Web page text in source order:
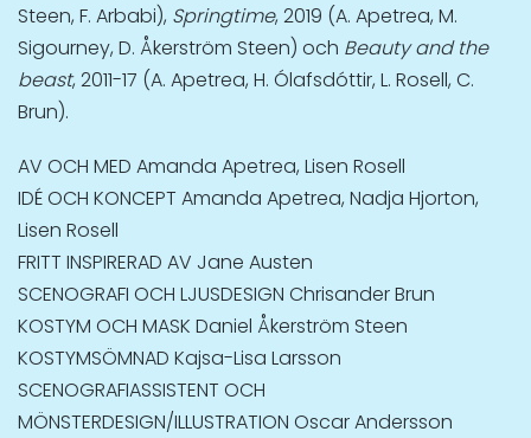
Steen, F. Arbabi), Springtime, 2019 (A. Apetrea, M.
Sigourney, D. Åkerström Steen) och Beauty and the
beast, 2011-17 (A. Apetrea, H. Ólafsdóttir, L. Rosell, C.
Brun).
AV OCH MED Amanda Apetrea, Lisen Rosell
IDÉ OCH KONCEPT Amanda Apetrea, Nadja Hjorton,
Lisen Rosell
FRITT INSPIRERAD AV Jane Austen
SCENOGRAFI OCH LJUSDESIGN Chrisander Brun
KOSTYM OCH MASK Daniel Åkerström Steen
KOSTYMSÖMNAD Kajsa-Lisa Larsson
SCENOGRAFIASSISTENT OCH
MÖNSTERDESIGN/ILLUSTRATION Oscar Andersson